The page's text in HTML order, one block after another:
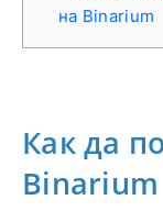
на Binarium
Как да
Binarium